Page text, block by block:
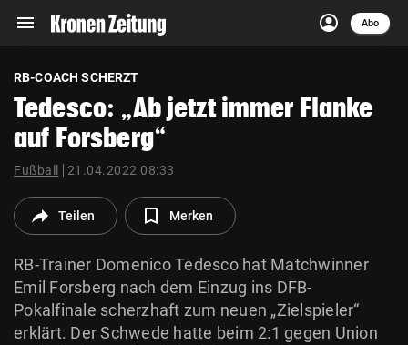
menu Navigation
account_circle
Anmelden
Abo
Schließen
Abonnieren
account_circle Anmelden
pin_drop
Wien
search
Suchbegriff
eingeben
RB-COACH SCHERZT
Tedesco: „Ab jetzt immer Flanke
auf Forsberg“
Fußball 21.04.2022 08:33
Teilen Merken
RB-Trainer Domenico Tedesco hat Matchwinner
Emil Forsberg nach dem Einzug ins DFB-
Pokalfinale scherzhaft zum neuen „Zielspieler“
erklärt. Der Schwede hatte beim 2:1 gegen Union